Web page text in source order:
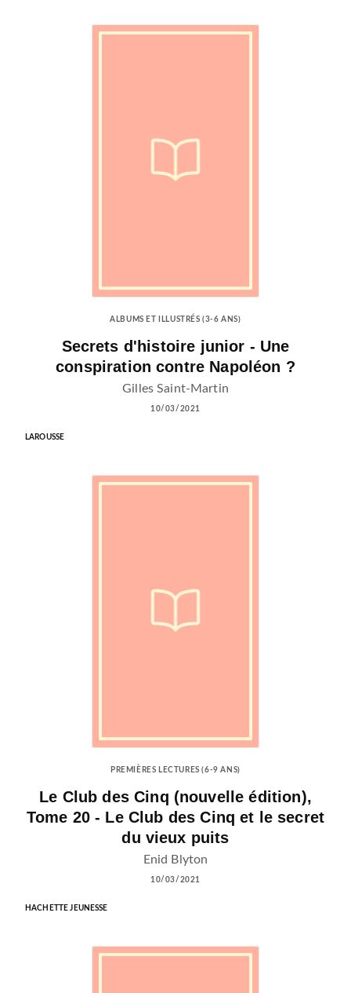
ALBUMS ET ILLUSTRÉS (3-6 ANS)
Secrets d'histoire junior - Une
conspiration contre Napoléon ?
Gilles Saint-Martin
10/03/2021
LAROUSSE
PREMIÈRES LECTURES (6-9 ANS)
Le Club des Cinq (nouvelle édition),
Tome 20 - Le Club des Cinq et le secret
du vieux puits
Enid Blyton
10/03/2021
HACHETTE JEUNESSE